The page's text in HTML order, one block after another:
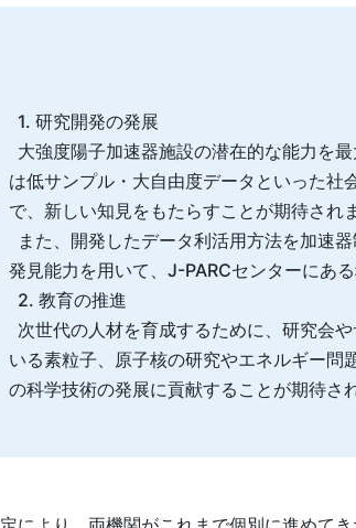
1. 研究開発の発展
大強度陽子加速器施設の潜在的な能力を
は低サンプル・大自由度データといった
で、新しい知見をもたらすことが期待されま
また、開発したデータ利活用方法を加速
発見能力を用いて、J-PARCセンターにあ
2. 教育の推進
次世代の人材を育成するために、研究会
いる素粒子、原子核の研究やエネルギー
の科学技術の発展に貢献することが期待さ